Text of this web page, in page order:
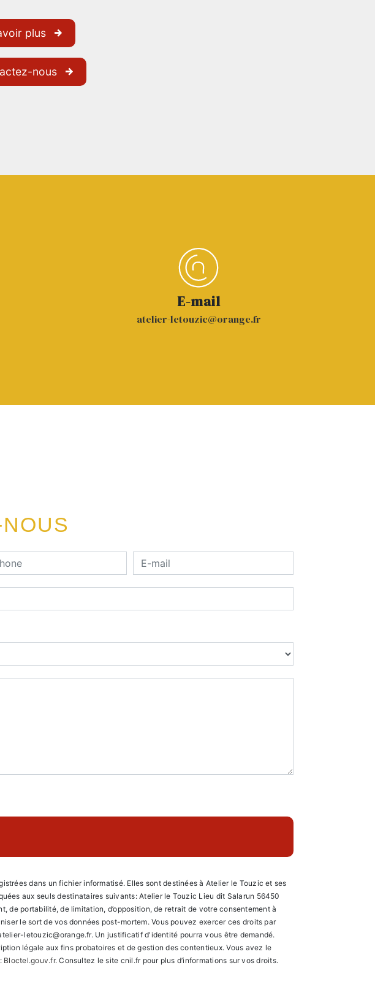
plus
nous
E-mail
atelier-letouzic@orange.fr
dans un fichier informatisé. Elles sont destinées à Atelier le Touzic et ses
aux seuls destinataires suivants: Atelier le Touzic Lieu dit Salarun 56450
de portabilité, de limitation, d’opposition, de retrait de votre consentement à
le sort de vos données post-mortem. Vous pouvez exercer ces droits par
letouzic@orange.fr. Un justificatif d'identité pourra vous être demandé.
légale aux fins probatoires et de gestion des contentieux. Vous avez le
Bloctel.gouv.fr. Consultez le site cnil.fr pour plus d’informations sur vos droits.